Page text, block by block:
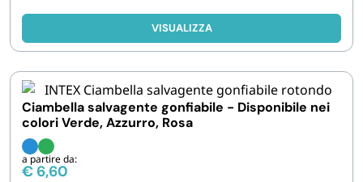
VISUALIZZA
Ciambella salvagente gonfiabile - Disponibile nei
colori Verde, Azzurro, Rosa
a partire da:
€ 6,60